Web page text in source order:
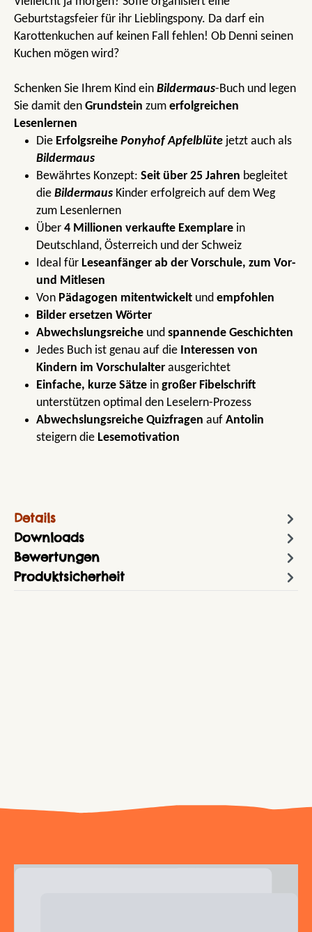
Geburtstagsfeier für ihr Lieblingspony. Da darf ein
Karottenkuchen auf keinen Fall fehlen! Ob Denni seinen
Kuchen mögen wird?
Schenken Sie Ihrem Kind ein Bildermaus-Buch und legen
Sie damit den Grundstein zum erfolgreichen
Lesenlernen
Die Erfolgsreihe Ponyhof Apfelblüte jetzt auch als
Bildermaus
Bewährtes Konzept: Seit über 25 Jahren begleitet
die Bildermaus Kinder erfolgreich auf dem Weg
zum Lesenlernen
Über 4 Millionen verkaufte Exemplare in
Deutschland, Österreich und der Schweiz
Ideal für Leseanfänger ab der Vorschule, zum Vor-
und Mitlesen
Von Pädagogen mitentwickelt und empfohlen
Bilder ersetzen Wörter
Abwechslungsreiche und spannende Geschichten
Jedes Buch ist genau auf die Interessen von
Kindern im Vorschulalter ausgerichtet
Einfache, kurze Sätze in großer Fibelschrift
unterstützen optimal den Leselern-Prozess
Abwechslungsreiche Quizfragen auf Antolin
steigern die Lesemotivation
Details
Downloads
Bewertungen
Produktsicherheit